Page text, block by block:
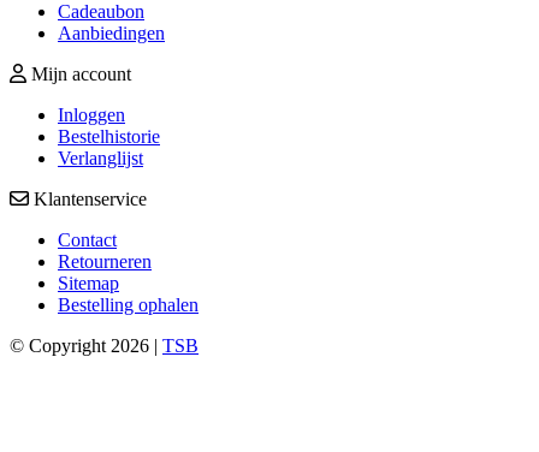
Cadeaubon
Aanbiedingen
Mijn account
Inloggen
Bestelhistorie
Verlanglijst
Klantenservice
Contact
Retourneren
Sitemap
Bestelling ophalen
© Copyright 2026 | TSB